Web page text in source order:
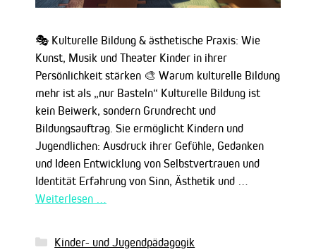
🎭 Kulturelle Bildung & ästhetische Praxis: Wie
Kunst, Musik und Theater Kinder in ihrer
Persönlichkeit stärken 🎨 Warum kulturelle Bildung
mehr ist als „nur Basteln“ Kulturelle Bildung ist
kein Beiwerk, sondern Grundrecht und
Bildungsauftrag. Sie ermöglicht Kindern und
Jugendlichen: Ausdruck ihrer Gefühle, Gedanken
und Ideen Entwicklung von Selbstvertrauen und
Identität Erfahrung von Sinn, Ästhetik und …
Weiterlesen …
Kategorien
Kinder- und Jugendpädagogik